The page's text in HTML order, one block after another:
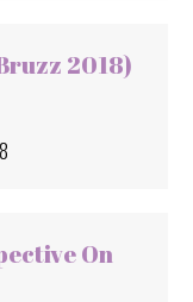
2018)
On